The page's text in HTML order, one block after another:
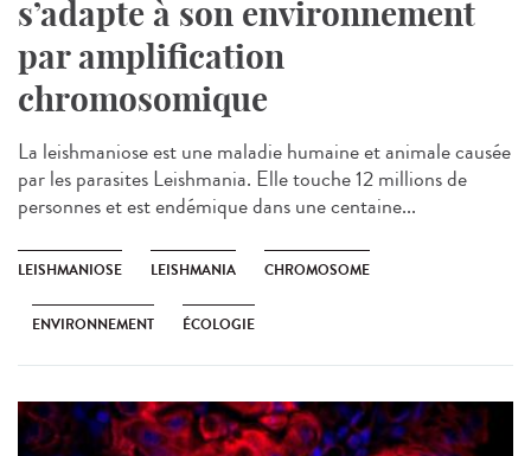
s’adapte à son environnement
par amplification
chromosomique
La leishmaniose est une maladie humaine et animale causée
par les parasites Leishmania. Elle touche 12 millions de
personnes et est endémique dans une centaine...
LEISHMANIOSE LEISHMANIA CHROMOSOME
ENVIRONNEMENT ÉCOLOGIE